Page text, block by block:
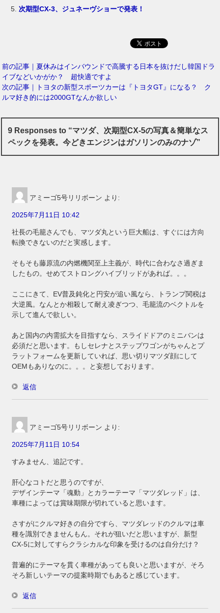
次期型CX-3、ジュネーヴショーで発表！
前の記事｜夏休みはインバウンドで高騰する日本を抜けだし韓国ドラ
イブなどいかがか？ 超快適ですよ
次の記事｜トヨタの新型スポーツカーは『トヨタGT』になる？ ク
ルマ好き的には2000GTなんか欲しい
9 Responses to “マツダ、次期型CX-5の写真＆簡単なス
ペックを発表。今どきエンジンはガソリンのみのナゾ”
アミーゴ5号リリボーン より:
2025年7月11日 10:42
社長の毛籠さんでも、マツダ丸という巨大船は、すぐには方向
転換できないのだと実感します。
そもそも藤原流の内燃機関至上主義が、時代に合わなさ過ぎま
したもの。せめてストロングハイブリッドがあれば。。。
ここにきて、EV普及鈍化と円安が追い風なら、トランプ関税は
大逆風。なんとか相殺して耐え凌ぎつつ、毛籠流のベクトルを
示して進んで欲しい。
あと国内の内需拡大を目指すなら、スライドドアのミニバンは
必須だと思います。もしセレナとステップワゴンがちゃんとプ
ラットフォームを更新していれば、思い切りマツダ顔にして
OEMもありなのに。。。と妄想しております。
返信
アミーゴ5号リリボーン より:
2025年7月11日 10:54
すみません、追記です。
肝心なコトだと思うのですが、
デザインテーマ「魂動」とカラーテーマ「マツダレッド」は、
車種によっては賞味期限が切れていると思います。
さすがにクルマ好きの自分ですら、マツダレッドのクルマは車
種を識別できませんもん。それが狙いだと思いますが、新型
CX-5に対してすらクラシカルな印象を受けるのは自分だけ？
普遍的にテーマを貫く車種があっても良いと思いますが、そろ
そろ新しいテーマの提案時期でもあると感じています。
返信